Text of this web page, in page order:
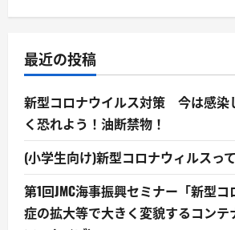
最近の投稿
新型コロナウイルス対策 今は感染
く恐れよう！油断禁物！
(小学生向け)新型コロナウィルスっ
第1回JMC海事振興セミナー「新型
症の拡大等で大きく変貌するコンテ